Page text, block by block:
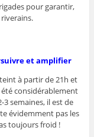
pour garantir,
et amplifier
à partir de 21h et
considérablement
semaines, il est de
évidemment pas les
toujours froid !